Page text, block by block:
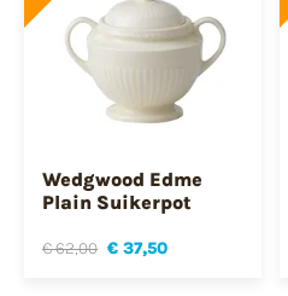
Wedgwood Edme
Plain Suikerpot
€ 62,00 € 37,50